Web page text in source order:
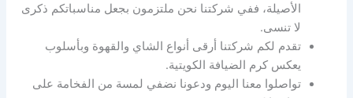
الأصيلة، ففي شركتنا نحن ملتزمون بجعل مناسباتكم ذكرى
لا تنسى.
تقدم لكم شركتنا أرقى أنواع الشاي والقهوة وبأسلوب
يعكس كرم الضيافة الكويتية.
تواصلوا معنا اليوم ودعونا نضفي لمسة من الفخامة على